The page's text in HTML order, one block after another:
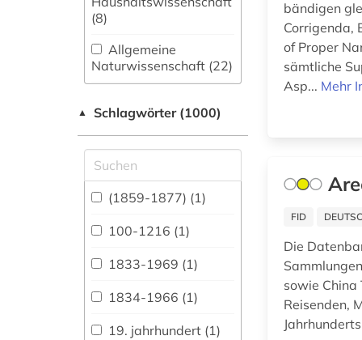
(8)
Allgemeine
Naturwissenschaft (22)
fachübergreifende
Allgemeine und
vergleichende Sprach-
und
Literaturwissenschaft.
Indogermanistik.
Außereuropäische
Sprachen und
Literaturen (56)
Anglistik.
Amerikanistik (55)
▲ Schlagwörter (1000)
(1859-1877) (1)
100-1216 (1)
1833-1969 (1)
1834-1966 (1)
19. jahrhundert (1)
bändigen
Corrigenda,
of Proper
sämtliche
Asp... Mehr
FID
Die
sowie China
Reisenden,